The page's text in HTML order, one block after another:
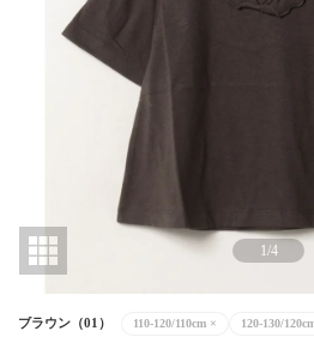
1/4
ブラウン（01） 110-120/110cm × 120-130/